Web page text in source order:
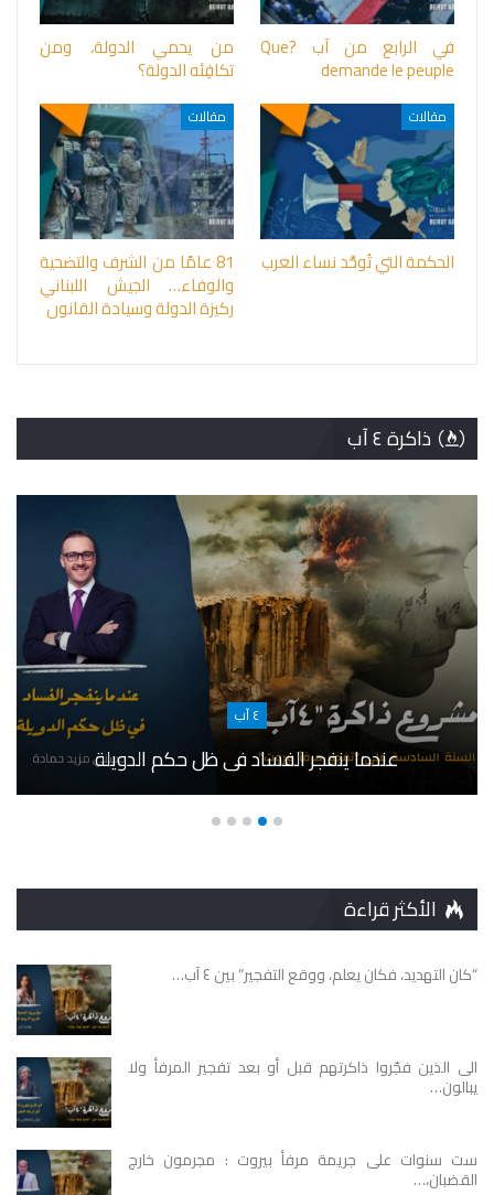
في الرابع من آب ?Que
demande le peuple
من يحمي الدولة، ومن
تكافِئه الدولة؟
مقالات
الحكمة التي تُوحِّد نساء العرب
مقالات
81 عامًا من الشرف والتضحية
والوفاء… الجيش اللبناني
ركيزة الدولة وسيادة القانون
ذاكرة ٤ آب
٤ آب
عندما ينفجر الفساد في ظل حكم الدويلة
الأكثر قراءة
“كان التهديد، فكان يعلم، ووقع التفجير” بين ٤ آب…
الى الذين فجّروا ذاكرتهم قبل أو بعد تفجير المرفأ ولا
يبالون…
ست سنوات على جريمة مرفأ بيروت : مجرمون خارج
القضبان،…